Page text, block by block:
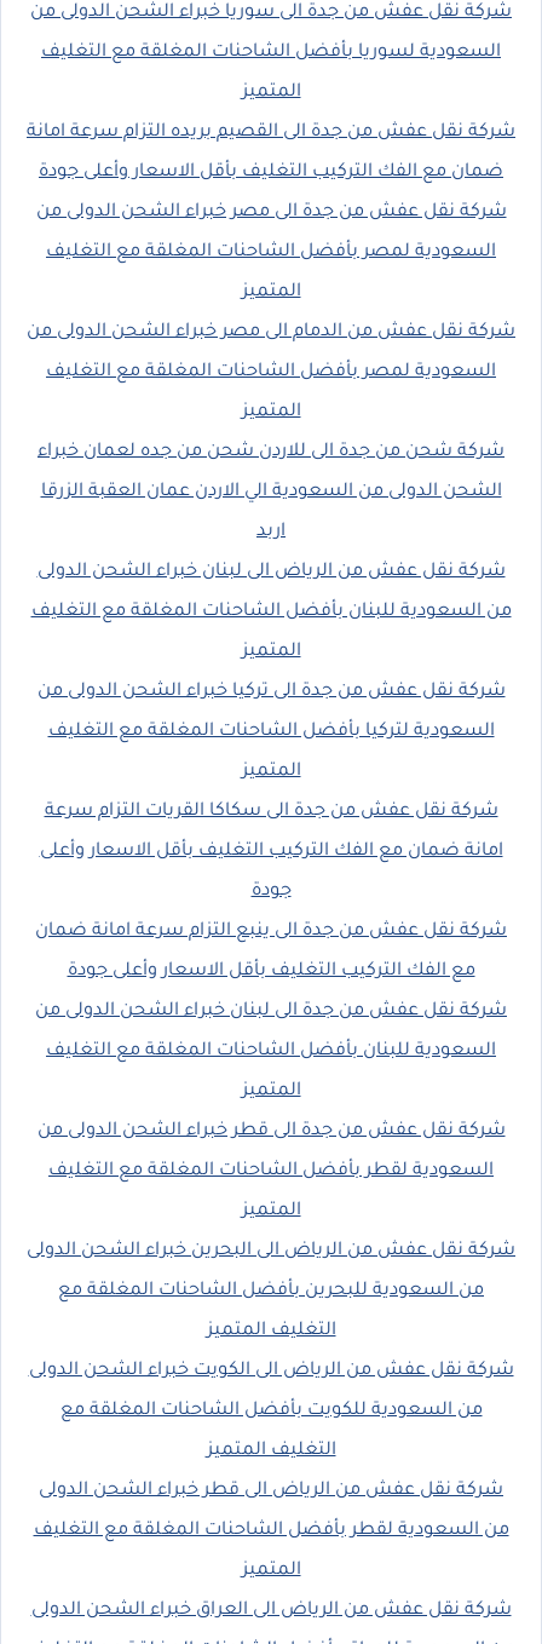
شركة نقل عفش من جدة الى سوريا خبراء الشحن الدولى من
السعودية لسوريا بأفضل الشاحنات المغلقة مع التغليف
المتميز
شركة نقل عفش من جدة الى القصيم بريده التزام سرعة امانة
ضمان مع الفك التركيب التغليف بأقل الاسعار وأعلى جودة
شركة نقل عفش من جدة الى مصر خبراء الشحن الدولى من
السعودية لمصر بأفضل الشاحنات المغلقة مع التغليف
المتميز
شركة نقل عفش من الدمام الى مصر خبراء الشحن الدولى من
السعودية لمصر بأفضل الشاحنات المغلقة مع التغليف
المتميز
شركة شحن من جدة الى للاردن شحن من جده لعمان خبراء
الشحن الدولى من السعودية الي الاردن عمان العقبة الزرقا
اربد
شركة نقل عفش من الرياض الى لبنان خبراء الشحن الدولى
من السعودية للبنان بأفضل الشاحنات المغلقة مع التغليف
المتميز
شركة نقل عفش من جدة الى تركيا خبراء الشحن الدولى من
السعودية لتركيا بأفضل الشاحنات المغلقة مع التغليف
المتميز
شركة نقل عفش من جدة الى سكاكا القريات التزام سرعة
امانة ضمان مع الفك التركيب التغليف بأقل الاسعار وأعلى
جودة
شركة نقل عفش من جدة الى ينبع التزام سرعة امانة ضمان
مع الفك التركيب التغليف بأقل الاسعار وأعلى جودة
شركة نقل عفش من جدة الى لبنان خبراء الشحن الدولى من
السعودية للبنان بأفضل الشاحنات المغلقة مع التغليف
المتميز
شركة نقل عفش من جدة الى قطر خبراء الشحن الدولى من
السعودية لقطر بأفضل الشاحنات المغلقة مع التغليف
المتميز
شركة نقل عفش من الرياض الى البحرين خبراء الشحن الدولى
من السعودية للبحرين بأفضل الشاحنات المغلقة مع
التغليف المتميز
شركة نقل عفش من الرياض الى الكويت خبراء الشحن الدولى
من السعودية للكويت بأفضل الشاحنات المغلقة مع
التغليف المتميز
شركة نقل عفش من الرياض الى قطر خبراء الشحن الدولى
من السعودية لقطر بأفضل الشاحنات المغلقة مع التغليف
المتميز
شركة نقل عفش من الرياض الى العراق خبراء الشحن الدولى